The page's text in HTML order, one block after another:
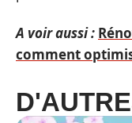
A voir aussi :
comment